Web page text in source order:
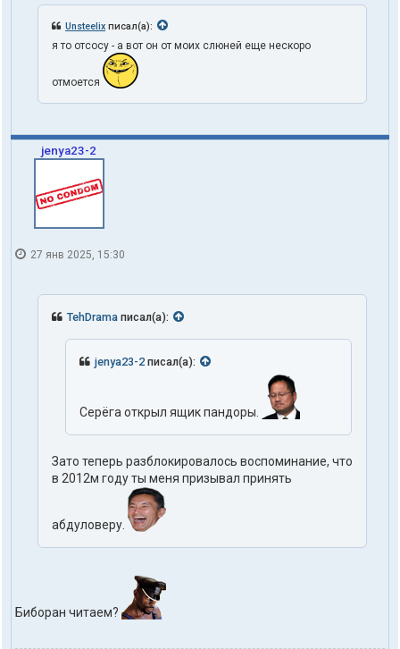
Unsteelix писал(а):
я то отсосу - а вот он от моих слюней еще нескоро
отмоется
jenya23-2
27 янв 2025, 15:30
TehDrama писал(а):
jenya23-2 писал(а):
Серёга открыл ящик пандоры.
Зато теперь разблокировалось воспоминание, что
в 2012м году ты меня призывал принять
абдуловеру.
Биборан читаем?